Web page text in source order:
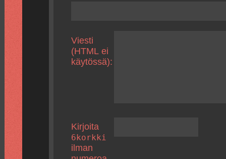
Viesti
(HTML ei
käytössä):
Kirjoita
6korkki
ilman